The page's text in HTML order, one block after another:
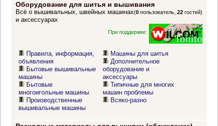
Оборудование для шитья и вышивания
(0 пользователь,22 гостей)
Всё о вышивальных, швейных машинах
и аксессуарах
При поддержке:
Правила, информация,
объявления
Бытовые вышивальные
машины
Бытовые
многоигольные машины
Производственные
вышивальные машины
Машины для шитья
Дополнительное
оборудование и
аксессуары
Типичные для многих
машин проблемы
Всяко-разно